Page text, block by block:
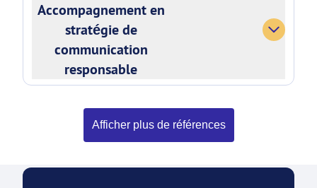
Accompagnement en
stratégie de
communication
responsable
Afficher plus de références